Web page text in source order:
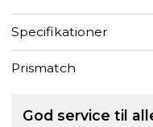
Specifikationer
Prismatch
God service til